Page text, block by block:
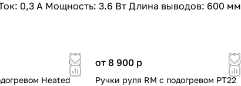
0,3 А Мощность: 3.6 Вт Длина выводов: 600 мм
Heated
от 8 900 p
Ручки руля RM с подогревом РТ22